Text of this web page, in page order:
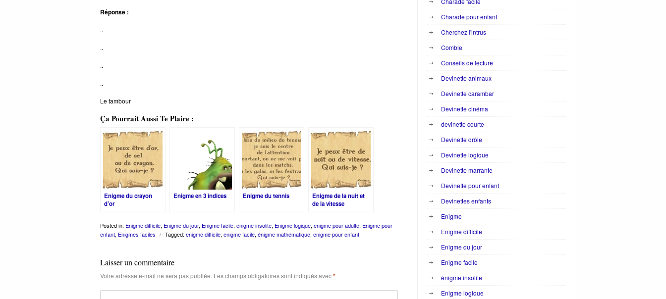
Réponse :
..
..
..
..
Le tambour
Ça Pourrait Aussi Te Plaire :
Enigme du crayon
d’or
Enigme en 3 indices Enigme du tennis
Enigme de la nuit et
de la vitesse
Posted in: Enigme difficile, Enigme du jour, Enigme facile, énigme insolite, Enigme logique, enigme pour adulte, Enigme pour
enfant, Enigmes faciles / Tagged: enigme difficile, enigme facile, énigme mathématique, enigme pour enfant
Laisser un commentaire
Votre adresse e-mail ne sera pas publiée. Les champs obligatoires sont indiqués avec*
Charade pour enfant
Cherchez l'intrus
Comble
Conseils de lecture
Devinette animaux
Devinette carambar
Devinette cinéma
devinette courte
Devinette drôle
Devinette logique
Devinette marrante
Devinette pour enfant
Devinettes enfants
Enigme
Enigme difficile
Enigme du jour
Enigme facile
énigme insolite
Enigme logique